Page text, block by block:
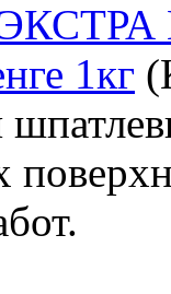
1кг